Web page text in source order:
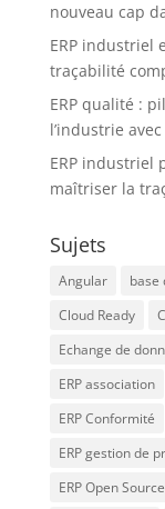
nouveau cap
ERP industriel
traçabilité
ERP qualité :
l’industrie avec
ERP industriel
maîtriser la
Sujets
Angular base
Cloud Ready
Echange de
ERP association
ERP Conformité
ERP gestion de
ERP Open Source